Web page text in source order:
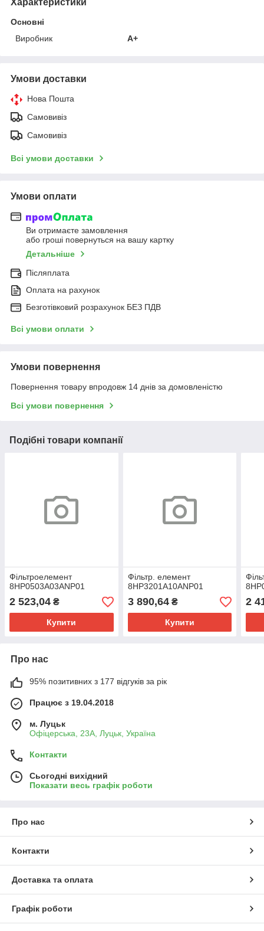
Характеристики
Основні
Виробник
A+
Умови доставки
Нова Пошта
Самовивіз
Самовивіз
Всі умови доставки
Умови оплати
Ви отримаєте замовлення
або гроші повернуться на вашу картку
Детальніше
Післяплата
Оплата на рахунок
Безготівковий розрахунок БЕЗ ПДВ
Всі умови оплати
Умови повернення
Повернення товару впродовж 14 днів за домовленістю
Всі умови повернення
Подібні товари компанії
Фільтроелемент
8HP0503A03ANP01
2 523,04 ₴
Купити
Фільтр. елемент
8HP3201A10ANP01
3 890,64₴
Купити
2
Про нас
95% позитивних з 177 відгуків за рік
Працює з 19.04.2018
м. Луцьк
Офіцерська, 23А, Луцьк, Україна
Контакти
Сьогодні вихідний
Показати весь графік роботи
Про нас
Контакти
Доставка та оплата
Графік роботи